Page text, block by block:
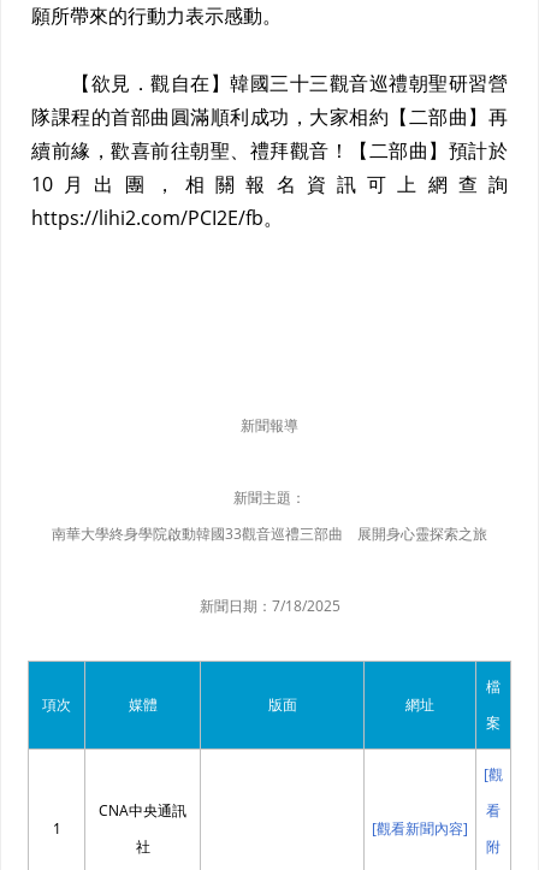
願所帶來的行動力表示感動。
【欲見．觀自在】韓國三十三觀音巡禮朝聖研習營
隊課程的首部曲圓滿順利成功，大家相約【二部曲】再
續前緣，歡喜前往朝聖、禮拜觀音！【二部曲】預計於
10月出團，相關報名資訊可上網查詢
https://lihi2.com/PCI2E/fb。
新聞報導
新聞主題：
南華大學終身學院啟動韓國33觀音巡禮三部曲 展開身心靈探索之旅
新聞日期： 7/18/2025
項次 媒體 版面 網址
檔
案
1
CNA中央通訊
社
[觀看新聞內容]
[觀
看
附